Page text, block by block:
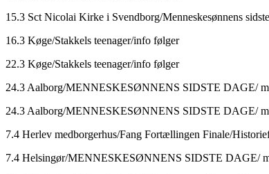
15.3 Sct Nicolai Kirke i Svendborg/Menneskesønnens
16.3 Køge/Stakkels teenager/info følger
22.3 Køge/Stakkels teenager/info følger
24.3 Aalborg/MENNESKESØNNENS SIDSTE DAGE/
24.3 Aalborg/MENNESKESØNNENS SIDSTE DAGE/
7.4 Herlev medborgerhus/Fang Fortællingen Finale/
7.4 Helsingør/MENNESKESØNNENS SIDSTE DAGE/